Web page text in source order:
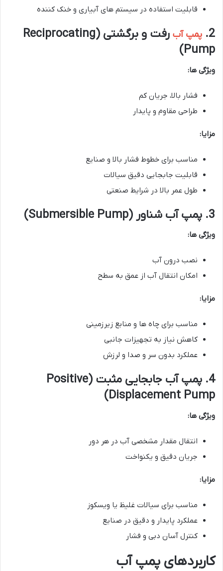
قابلیت استفاده در سیستم های آبیاری و خنک کننده
2. پمپ آب
رفت و برگشتی (Reciprocating
Pump)
ویژگی ها:
فشار بالا، جریان کم
طراحی مقاوم و پایدار
مزایا:
مناسب برای خطوط فشار بالا و صنایع
قابلیت جابجایی دقیق سیالات
طول عمر بالا در شرایط صنعتی
3. پمپ آب شناور (Submersible Pump)
ویژگی ها:
نصب درون آب
امکان انتقال آب از عمق به سطح
مزایا:
مناسب برای چاه ها و منابع زیرزمینی
کاهش نیاز به تجهیزات جانبی
عملکرد بدون سر و صدا و لرزش
4. پمپ آب جابجایی مثبت (Positive
Displacement Pump)
ویژگی ها:
انتقال مقدار مشخصی آب در هر دور
جریان دقیق و یکنواخت
مزایا:
مناسب برای سیالات غلیظ یا ویسکوز
عملکرد پایدار و دقیق در صنایع
کنترل آسان دبی و فشار
کاربردهای پمپ آب